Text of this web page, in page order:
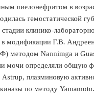
пиелонефритом в
гемостатической
клинико-
модификации Г.В.
методом Nannimga и
мочи определяли общую
плазминовую
по методу Yamamoto.